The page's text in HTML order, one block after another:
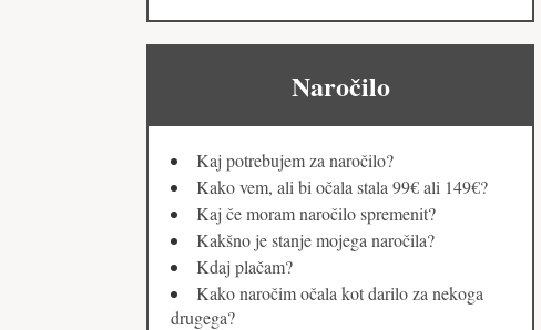
Naročilo
Kaj potrebujem za naročilo?
Kako vem, ali bi očala stala 99€ ali 149€?
Kaj če moram naročilo spremenit?
Kakšno je stanje mojega naročila?
Kdaj plačam?
Kako naročim očala kot darilo za nekoga
drugega?